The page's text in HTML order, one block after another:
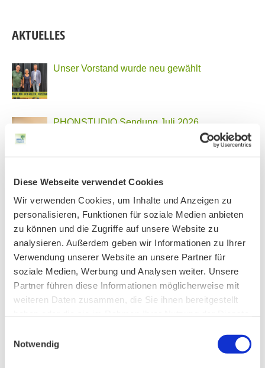
Diese Webseite verwendet Cookies
Wir verwenden Cookies, um Inhalte und Anzeigen zu
personalisieren, Funktionen für soziale Medien anbieten
zu können und die Zugriffe auf unsere Website zu
analysieren. Außerdem geben wir Informationen zu Ihrer
Verwendung unserer Website an unsere Partner für
soziale Medien, Werbung und Analysen weiter. Unsere
Partner führen diese Informationen möglicherweise mit
weiteren Daten zusammen, die Sie ihnen bereitgestellt
Notwendig
AKTUELLES
Unser Vorstand wurde neu gewählt
PHONSTUDIO Sendung Juli 2026
Ankündigung Jahres-Mitgliederversammlung
2026
PHONSTUDIO Sendung Juni 2026
AKTIV IN STADT UND LANDKREIS MÜNCHEN: